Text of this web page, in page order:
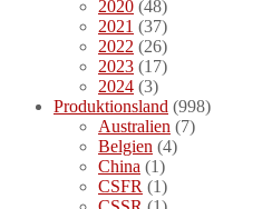
2020 (48)
2021 (37)
2022 (26)
2023 (17)
2024 (3)
Produktionsland (998)
Australien (7)
Belgien (4)
China (1)
CSFR (1)